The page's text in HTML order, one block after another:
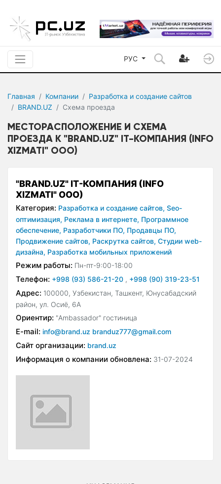
РУС
Главная Компании
Разработка и создание сайтов
BRAND.UZ
Схема проезда
МЕСТОРАСПОЛОЖЕНИЕ И СХЕМА
ПРОЕЗДА К "BRAND.UZ" IT-КОМПАНИЯ (INFO
XIZMATI" ООО)
"BRAND.UZ" IT-КОМПАНИЯ (INFO
XIZMATI" ООО)
Категория: Разработка и создание сайтов, Seo-
оптимизация, Реклама в интернете, Программное
обеспечение, Разработчики ПО, Продавцы ПО,
Продвижение сайтов, Раскрутка сайтов, Студии web-
дизайна, Разработка мобильных приложений
Режим работы: Пн-пт-9:00-18:00
Телефон: +998 (93) 586-21-20 , +998 (90) 319-23-51
Адрес: 100000, Узбекистан, Ташкент, Юнусабадский
район, ул. Осиё, 6А
Ориентир: "Ambassador" гостиница
E-mail: info@brand.uz branduz777@gmail.com
Сайт организации: brand.uz
Информация о компании обновлена: 31-07-2024